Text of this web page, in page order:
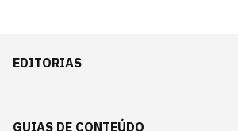
EDITORIAS
GUIAS DE CONTEÚDO